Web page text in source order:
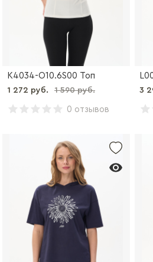
K4034-O10.6S00 Топ
1 272 руб. 1 590 руб.
0 отзывов
3